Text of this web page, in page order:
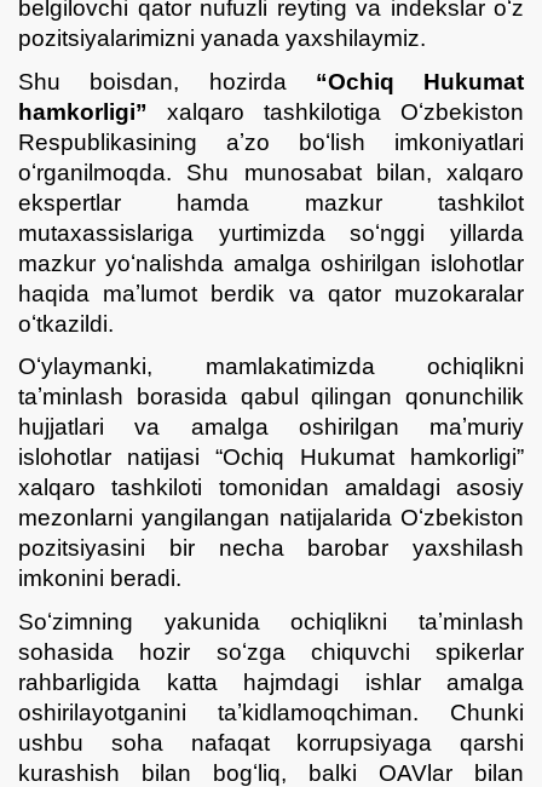
belgilovchi qator nufuzli reyting va indekslar oʻz
pozitsiyalarimizni yanada yaxshilaymiz.
Shu boisdan, hozirda “Ochiq Hukumat
hamkorligi” xalqaro tashkilotiga Oʻzbekiston
Respublikasining aʼzo boʻlish imkoniyatlari
oʻrganilmoqda. Shu munosabat bilan, xalqaro
ekspertlar hamda mazkur tashkilot
mutaxassislariga yurtimizda soʻnggi yillarda
mazkur yoʻnalishda amalga oshirilgan islohotlar
haqida maʼlumot berdik va qator muzokaralar
oʻtkazildi.
Oʻylaymanki, mamlakatimizda ochiqlikni
taʼminlash borasida qabul qilingan qonunchilik
hujjatlari va amalga oshirilgan maʼmuriy
islohotlar natijasi “Ochiq Hukumat hamkorligi”
xalqaro tashkiloti tomonidan amaldagi asosiy
mezonlarni yangilangan natijalarida Oʻzbekiston
pozitsiyasini bir necha barobar yaxshilash
imkonini beradi.
Soʻzimning yakunida ochiqlikni taʼminlash
sohasida hozir soʻzga chiquvchi spikerlar
rahbarligida katta hajmdagi ishlar amalga
oshirilayotganini taʼkidlamoqchiman. Chunki
ushbu soha nafaqat korrupsiyaga qarshi
kurashish bilan bogʻliq, balki OAVlar bilan